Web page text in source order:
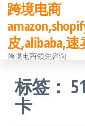
前
往
内
跨境电商
皮,alibaba,
跨境电商领先咨询
标签：
卡